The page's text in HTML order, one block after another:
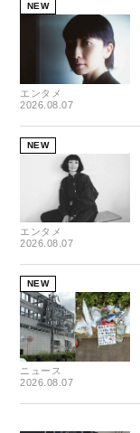
NEW
エンタメ
2026.08.07
NEW
エンタメ
2026.08.07
NEW
ニュース
2026.08.07